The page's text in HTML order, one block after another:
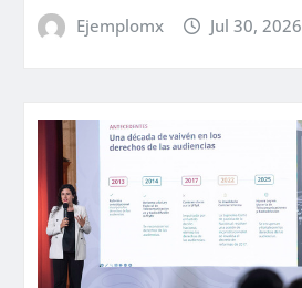
Ejemplomx Jul 30, 2026